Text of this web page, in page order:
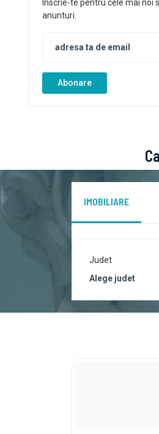
Inscrie-te pentru cele mai noi
anunturi.
Abonare
IMOBILIARE
Judet
Alege judet